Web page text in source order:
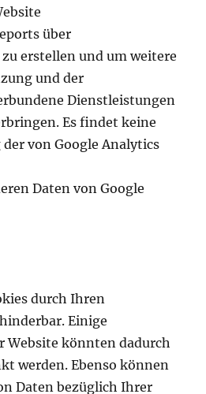
über
erstellen und um weitere
und der
Dienstleistungen
Es findet keine
von Google Analytics
Daten von Google
durch Ihren
Einige
Website könnten dadurch
werden. Ebenso können
Daten bezüglich Ihrer